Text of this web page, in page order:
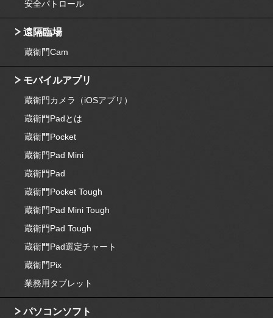
安全パトロール
遠隔臨場
蔵衛門Cam
モバイルアプリ
蔵衛門カメラ（iOSアプリ）
蔵衛門Padとは
蔵衛門Pocket
蔵衛門Pad Mini
蔵衛門Pad
蔵衛門Pocket Tough
蔵衛門Pad Mini Tough
蔵衛門Pad Tough
蔵衛門Pad選定チャート
蔵衛門Pix
業務用タブレット
パソコンソフト